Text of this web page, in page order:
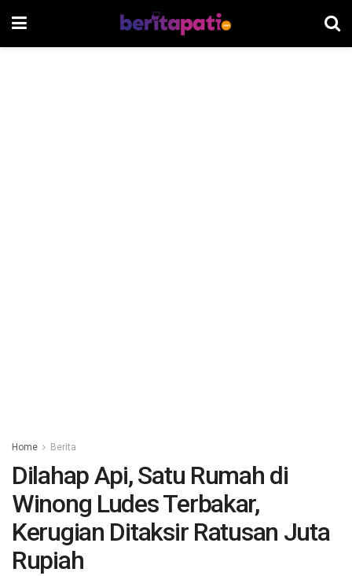
Home Berita
Dilahap Api, Satu Rumah di
Winong Ludes Terbakar,
Kerugian Ditaksir Ratusan Juta
Rupiah